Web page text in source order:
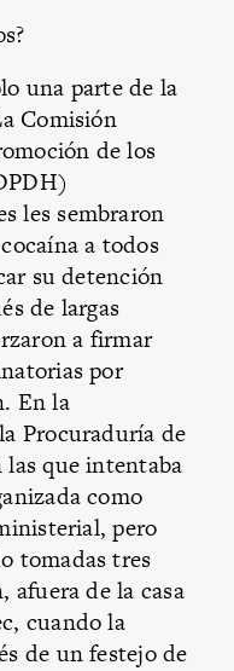
una parte de la
Comisión
de los
les sembraron
a todos
su detención
de largas
a firmar
por
En la
Procuraduría de
que in­tentaba
como
pero
tomadas tres
afuera de la casa
cuando la
de un festejo de